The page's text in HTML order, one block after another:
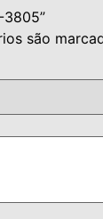
3805”
são